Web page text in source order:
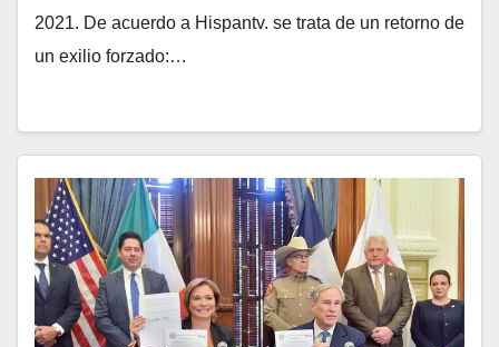
2021. De acuerdo a Hispantv. se trata de un retorno de
un exilio forzado:…